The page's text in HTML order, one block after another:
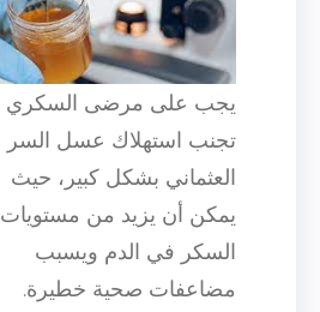
يجب على مرضى السكري
تجنب استهلاك عسل السر
العثماني بشكل كبير، حيث
يمكن أن يزيد من مستويات
السكر في الدم ويسبب
مضاعفات صحية خطيرة.